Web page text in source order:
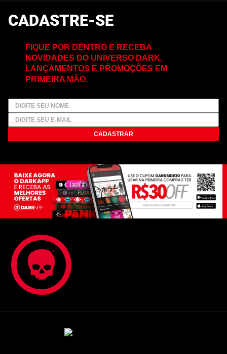
CADASTRE-SE
FIQUE POR DENTRO E RECEBA
NOVIDADES DO UNIVERSO DARK,
LANÇAMENTOS E PROMOÇÕES EM
PRIMEIRA MÃO.
CADASTRAR